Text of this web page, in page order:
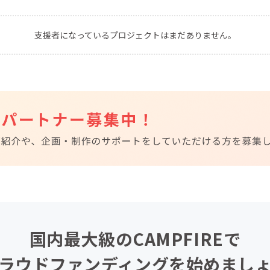
CAMPFIRE for Social Good
CAMPFIRE Creation
CAMPFIREふるさと納税
machi-ya コミュニティ
支援者になっているプロジェクトはまだありません。
国内最大級のCAMPFIREで
ウドファンディングを始めまし